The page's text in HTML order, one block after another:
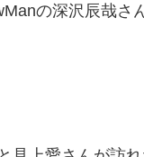
の深沢辰哉さ